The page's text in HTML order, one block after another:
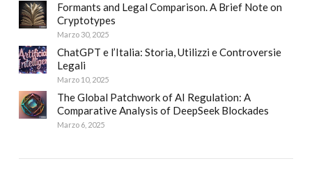
Formants and Legal Comparison. A Brief Note on
Cryptotypes
Marzo 30, 2025
ChatGPT e l’Italia: Storia, Utilizzi e Controversie
Legali
Marzo 10, 2025
The Global Patchwork of AI Regulation: A
Comparative Analysis of DeepSeek Blockades
Marzo 6, 2025